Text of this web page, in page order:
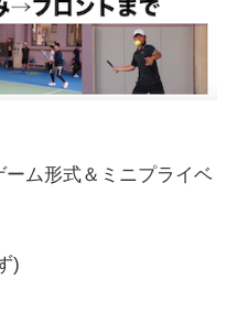
ーム形式＆ミニプライベ
)